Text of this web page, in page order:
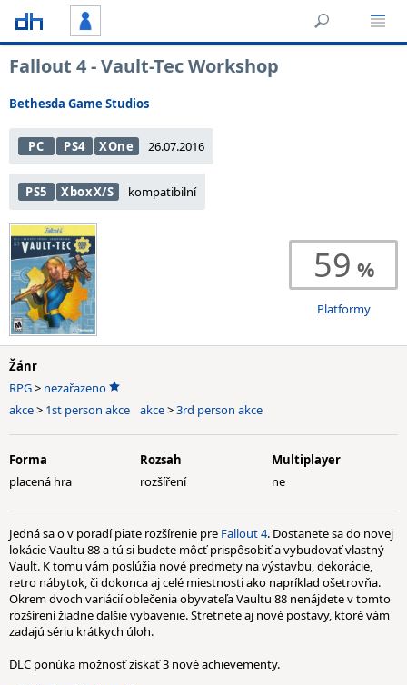
Fallout 4 - Vault-Tec Workshop
Bethesda Game Studios
PC PS4 XOne 26.07.2016
PS5 XboxX/S kompatibilní
59
Platformy
Žánr
RPG> nezařazeno
akce> 1st person akce akce>3rd person akce
Forma
placená hra
Rozsah
rozšíření
Multiplayer
ne
Jedná sa o v poradí piate rozšírenie pre Fallout 4. Dostanete sa do novej
lokácie Vaultu 88 a tú si budete môcť prispôsobiť a vybudovať vlastný
Vault. K tomu vám poslúžia nové predmety na výstavbu, dekorácie,
retro nábytok, či dokonca aj celé miestnosti ako napríklad ošetrovňa.
Okrem dvoch variácií oblečenia obyvateľa Vaultu 88 nenájdete v tomto
rozšírení žiadne ďalšie vybavenie. Stretnete aj nové postavy, ktoré vám
zadajú sériu krátkych úloh.
DLC ponúka možnosť získať 3 nové achievementy.